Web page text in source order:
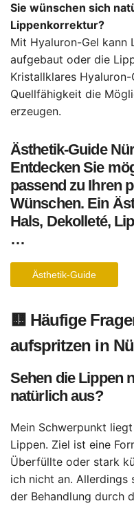
Sie wünschen sich
Lippenkorrektur?
Mit Hyaluron-Gel kann
aufgebaut oder die
Kristallklares
Quellfähigkeit die
erzeugen.
Ästhetik-Guide
Entdecken Sie
passend zu Ihren
Wünschen. Ein
Hals, Dekolleté,
…
Ästhetik-Guide
🟨 Häufige
aufspritzen in
Sehen die Lippen
natürlich aus?
Mein Schwerpunkt
Lippen. Ziel ist eine
Überfüllte oder stark
ich nicht an.
der Behandlung durch